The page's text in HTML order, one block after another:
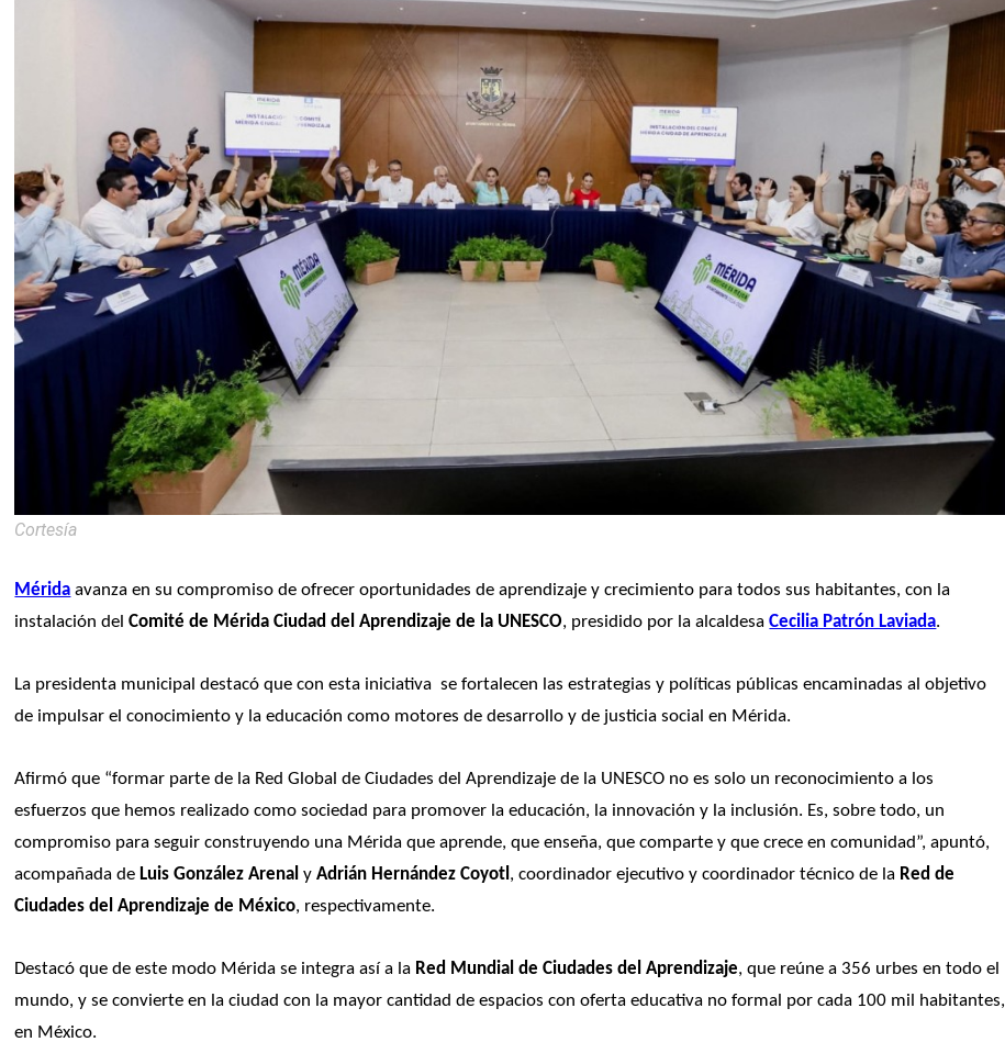
Cortesía
Mérida avanza en su compromiso de ofrecer oportunidades de aprendizaje y crecimiento para todos sus habitantes, con la
instalación del Comité de Mérida Ciudad del Aprendizaje de la UNESCO, presidido por la alcaldesa Cecilia Patrón Laviada.
La presidenta municipal destacó que con esta iniciativa  se fortalecen las estrategias y políticas públicas encaminadas al objetivo
de impulsar el conocimiento y la educación como motores de desarrollo y de justicia social en Mérida.
Afirmó que “formar parte de la Red Global de Ciudades del Aprendizaje de la UNESCO no es solo un reconocimiento a los
esfuerzos que hemos realizado como sociedad para promover la educación, la innovación y la inclusión. Es, sobre todo, un
compromiso para seguir construyendo una Mérida que aprende, que enseña, que comparte y que crece en comunidad”, apuntó,
acompañada de Luis González Arenal y Adrián Hernández Coyotl , coordinador ejecutivo y coordinador técnico de la Red de
Ciudades del Aprendizaje de México, respectivamente.
Destacó que de este modo Mérida se integra así a la Red Mundial de Ciudades del Aprendizaje, que reúne a 356 urbes en todo el
mundo, y se convierte en la ciudad con la mayor cantidad de espacios con oferta educativa no formal por cada 100 mil habitantes,
en México.